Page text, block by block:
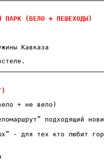
ПАРК (ВЕЛО + ПЕШЕХОДЫ)
Кавказа
+ не вело)
подходящий
- для тех кто любит